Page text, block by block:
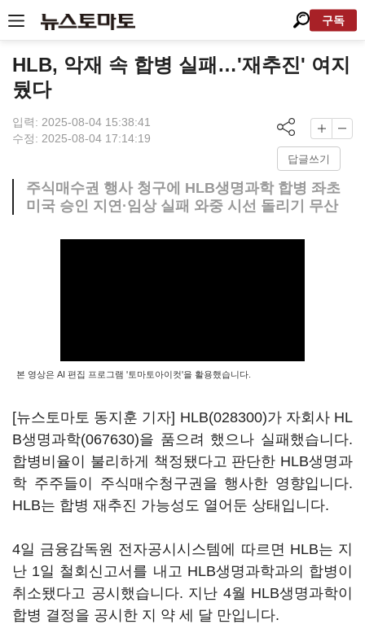
구독
HLB, 악재 속 합병 실패…'재추진' 여지
뒀다
입력: 2025-08-04 15:38:41
수정: 2025-08-04 17:14:19
답글쓰기
주식매수권 행사 청구에 HLB생명과학 합병 좌초
미국 승인 지연·임상 실패 와중 시선 돌리기 무산
본 영상은 AI 편집 프로그램 '토마토아이컷'을 활용했습니다.
[뉴스토마토 동지훈 기자] HLB(028300)가 자회사 HL
B생명과학(067630)을 품으려 했으나 실패했습니다.
합병비율이 불리하게 책정됐다고 판단한 HLB생명과
학 주주들이 주식매수청구권을 행사한 영향입니다.
HLB는 합병 재추진 가능성도 열어둔 상태입니다.
4일 금융감독원 전자공시시스템에 따르면 HLB는 지
난 1일 철회신고서를 내고 HLB생명과학과의 합병이
취소됐다고 공시했습니다. 지난 4월 HLB생명과학이
합병 결정을 공시한 지 약 세 달 만입니다.